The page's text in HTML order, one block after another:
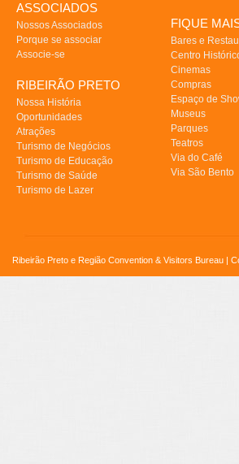
ASSOCIADOS
Nossos Associados
Porque se associar
Associe-se
RIBEIRÃO PRETO
Nossa História
Oportunidades
Atrações
Turismo de Negócios
Turismo de Educação
Turismo de Saúde
Turismo de Lazer
FIQUE
Bares e
Centro
Cinemas
Compras
Espaço de
Museus
Parques
Teatros
Via do Café
Via São Bento
Ribeirão Preto e Região Convention & Visitors Bureau |